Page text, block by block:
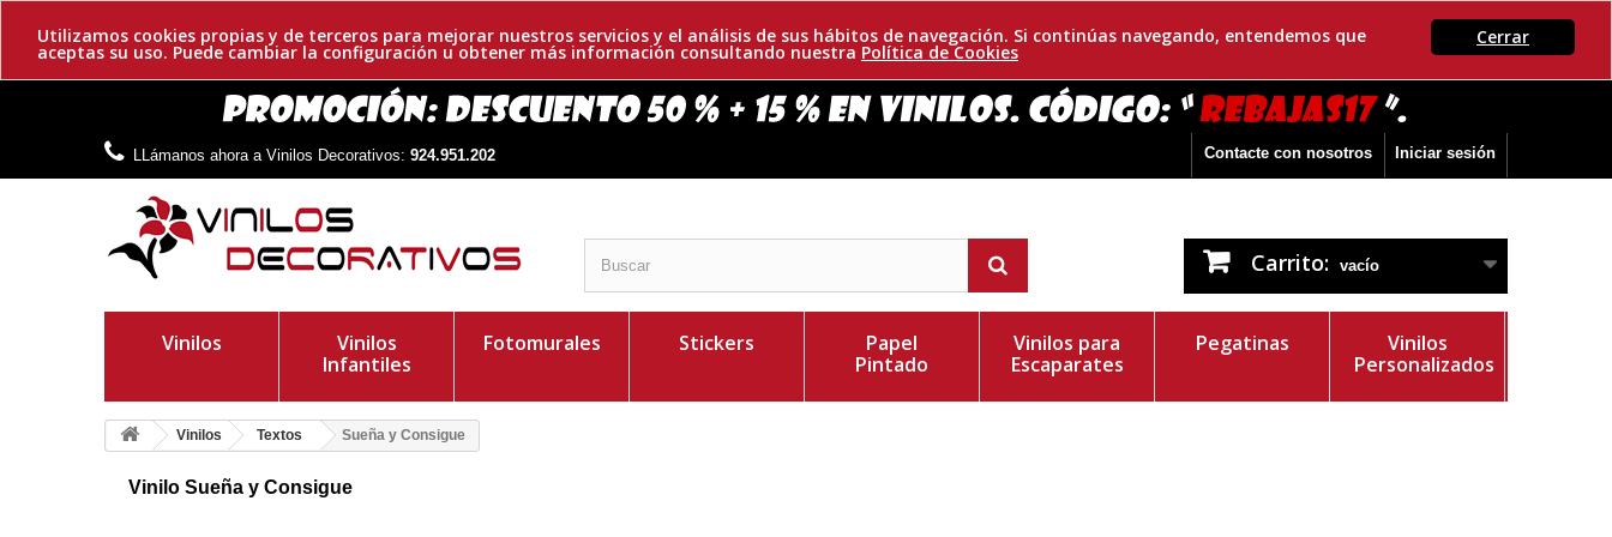
Cerrar
Utilizamos cookies propias y de terceros para mejorar nuestros servicios y el análisis de sus hábitos de navegación. Si continúas navegando, entendemos que
aceptas su uso. Puede cambiar la configuración u obtener más información consultando nuestra Política de Cookies
Iniciar sesión
Contacte con nosotros
LLámanos ahora a Vinilos Decorativos: 924.951.202
Carrito: vacío
Vinilos
Vinilos
Infantiles
Fotomurales Stickers
Papel
Pintado
Vinilos para
Escaparates
Pegatinas
Vinilos
Personalizados
Vinilos Textos Sueña y Consigue
Vinilo Sueña y Consigue